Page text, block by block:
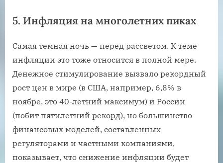
5. Инфляция на многолетних пиках
Самая темная ночь — перед рассветом. К теме
инфляции это тоже относится в полной мере.
Денежное стимулирование вызвало рекордный
рост цен в мире (в США, например, 6,8% в
ноябре, это 40-летний максимум) и России
(побит пятилетний рекорд), но большинство
финансовых моделей, составленных
регуляторами и частными компаниями,
показывает, что снижение инфляции будет